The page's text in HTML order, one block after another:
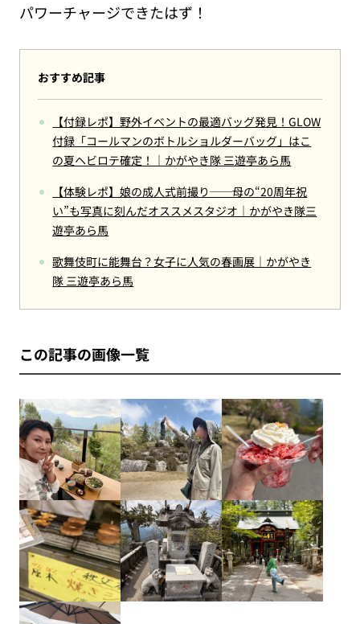
パワーチャージできたはず！
おすすめ記事
【付録レポ】野外イベントの最適バッグ発見！GLOW
付録「コールマンのボトルショルダーバッグ」はこ
の夏ヘビロテ確定！｜かがやき隊 三遊亭あら馬
【体験レポ】娘の成人式前撮り──母の“20周年祝
い”も写真に刻んだオススメスタジオ｜かがやき隊三
遊亭あら馬
歌舞伎町に能舞台？女子に人気の春画展｜かがやき
隊 三遊亭あら馬
この記事の画像一覧